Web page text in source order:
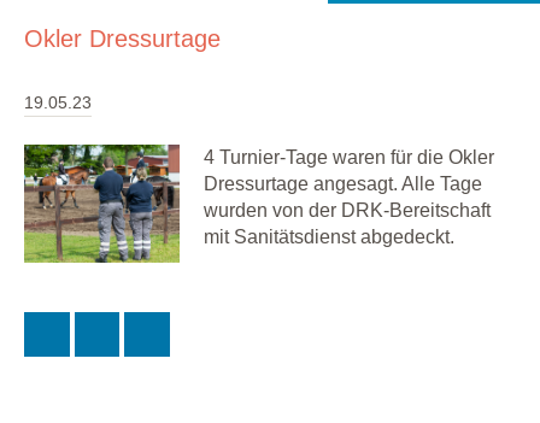
Okler Dressurtage
19.05.23
4 Turnier-Tage waren für die Okler
Dressurtage angesagt. Alle Tage
wurden von der DRK-Bereitschaft
mit Sanitätsdienst abgedeckt.